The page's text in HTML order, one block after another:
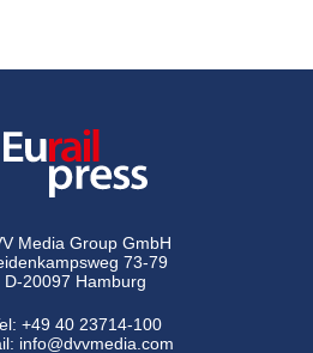
Media Group GmbH
73-79
D-20097 Hamburg
+49 40 23714-100
info@dvvmedia.com